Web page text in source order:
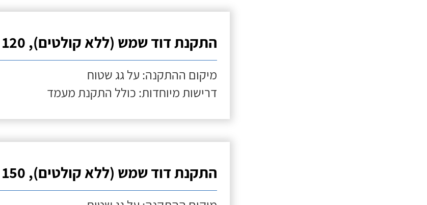
התקנת דוד שמש (ללא קולטים), 120 ליטר
מיקום ההתקנה: על גג שטוח
דרישות מיוחדות: כולל התקנת מעמד
התקנת דוד שמש (ללא קולטים), 150 ליטר